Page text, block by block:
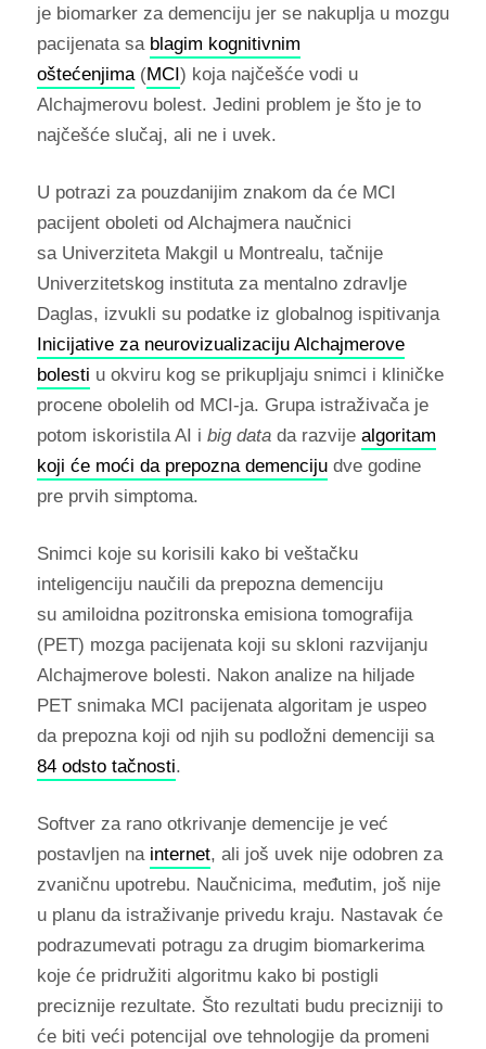
je biomarker za demenciju jer se nakuplja u mozgu
pacijenata sa blagim kognitivnim
oštećenjima(MCI ) koja najčešće vodi u
Alchajmerovu bolest. Jedini problem je što je to
najčešće slučaj, ali ne i uvek.
U potrazi za pouzdanijim znakom da će MCI
pacijent oboleti od Alchajmera naučnici
sa Univerziteta Makgil u Montrealu, tačnije
Univerzitetskog instituta za mentalno zdravlje
Daglas, izvukli su podatke iz globalnog ispitivanja
Inicijative za neurovizualizaciju Alchajmerove
bolesti u okviru kog se prikupljaju snimci i kliničke
procene obolelih od MCI-ja. Grupa istraživača je
potom iskoristila AI i big datada razvije algoritam
koji će moći da prepozna demencijudve godine
pre prvih simptoma.
Snimci koje su korisili kako bi veštačku
inteligenciju naučili da prepozna demenciju
su amiloidna pozitronska emisiona tomografija
(PET) mozga pacijenata koji su skloni razvijanju
Alchajmerove bolesti. Nakon analize na hiljade
PET snimaka MCI pacijenata algoritam je uspeo
da prepozna koji od njih su podložni demenciji sa
84 odsto tačnosti.
Softver za rano otkrivanje demencije je već
postavljen na internet, ali još uvek nije odobren za
zvaničnu upotrebu. Naučnicima, međutim, još nije
u planu da istraživanje privedu kraju. Nastavak će
podrazumevati potragu za drugim biomarkerima
koje će pridružiti algoritmu kako bi postigli
preciznije rezultate. Što rezultati budu precizniji to
će biti veći potencijal ove tehnologije da promeni